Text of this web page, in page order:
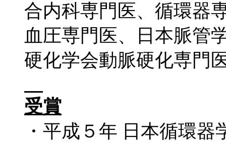
合内科専門医、循環器
血圧専門医、日本脈管
硬化学会動脈硬化専門
受賞
・平成５年 日本循環器